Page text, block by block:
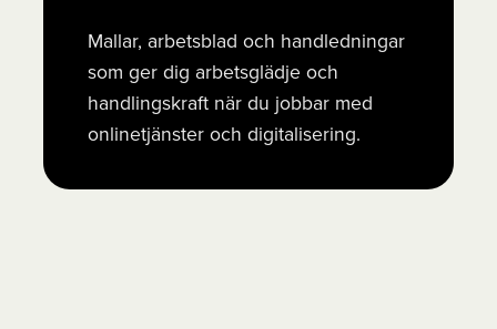
Mallar, arbetsblad och handledningar
som ger dig arbetsglädje och
handlingskraft när du jobbar med
onlinetjänster och digitalisering.